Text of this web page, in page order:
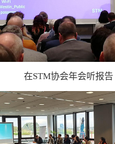
在STM协会年会听报告